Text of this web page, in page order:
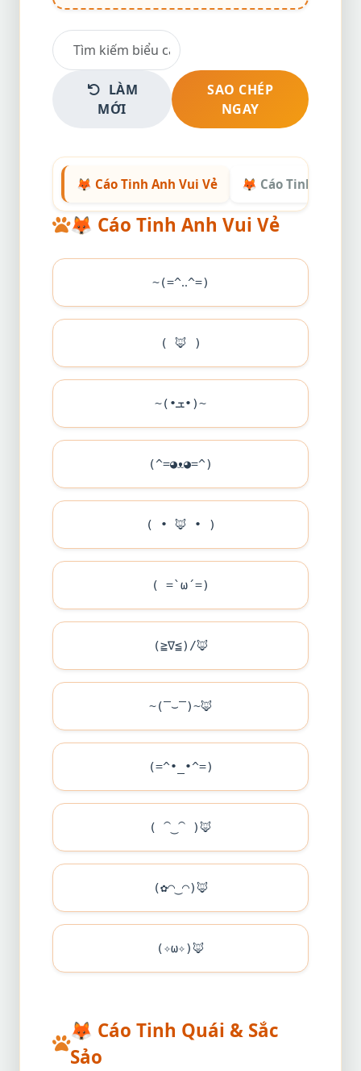
LÀM
MỚI
SAO CHÉP
NGAY
🦊 Cáo Tinh Anh Vui Vẻ 🦊 Cáo Tinh Quái &
🦊 Cáo Tinh Anh Vui Vẻ
~(=^‥^=)
( 🦊 )
~(•ܫ•)~
(^=◕ᴥ◕=^)
( • 🦊 • )
( =`ω´=)
(≧∇≦)/🦊
~(‾⌣‾)~🦊
(=^•_•^=)
( ⁀‿⁀ ) 🦊
(✿◠‿◠) 🦊
(✧ω✧) 🦊
🦊 Cáo Tinh Quái & Sắc
Sảo